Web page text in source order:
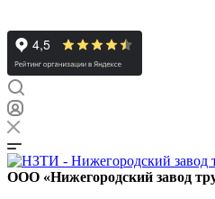
ООО «Нижегородский завод